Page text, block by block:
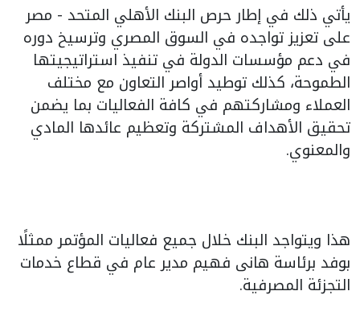
يأتي ذلك في إطار حرص البنك الأهلي المتحد - مصر
على تعزيز تواجده في السوق المصري وترسيخ دوره
في دعم مؤسسات الدولة في تنفيذ استراتيجيتها
الطموحة، كذلك توطيد أواصر التعاون مع مختلف
العملاء ومشاركتهم في كافة الفعاليات بما يضمن
تحقيق الأهداف المشتركة وتعظيم عائدها المادي
والمعنوي.
هذا ويتواجد البنك خلال جميع فعاليات المؤتمر ممثلًا
بوفد برئاسة هانى فهيم مدير عام في قطاع خدمات
التجزئة المصرفية.